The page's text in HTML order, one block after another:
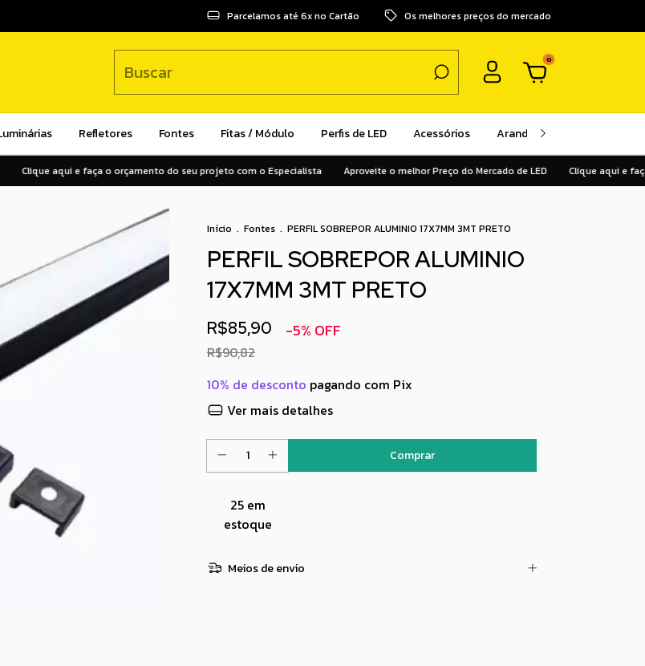
Parcelamos até 6x no Cartão Os melhores preços do mercado
0
Refletores Fontes Fitas / Módulo Perfis de LED Acessórios Arandelas
Clique aqui e faça o orçamento do seu projeto com o Especialista Aproveite o melhor Preço do Mercado de LED Clique aqui e faça o
Início . Fontes . PERFIL SOBREPOR ALUMINIO 17X7MM 3MT PRETO
PERFIL SOBREPOR ALUMINIO
17X7MM 3MT PRETO
R$85,90 -5% OFF
R$90,82
10% de desconto pagando com Pix
Ver mais detalhes
25em
estoque
Meios de envio